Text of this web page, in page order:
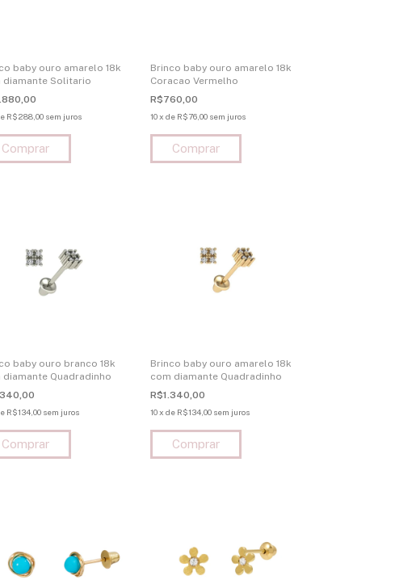
baby ouro amarelo 18k
diamante Solitario
R$288,00 sem juros
Brinco baby ouro amarelo 18k
Coracao Vermelho
R$760,00
10x de R$76,00 sem juros
baby ouro branco 18k
diamante Quadradinho
R$134,00 sem juros
Brinco baby ouro amarelo 18k
com diamante Quadradinho
R$1.340,00
10x de R$134,00 sem juros